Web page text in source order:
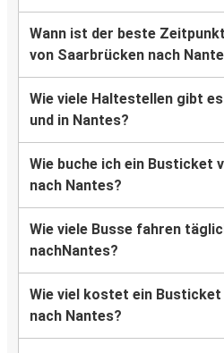
Wann ist der beste
von Saarbrücken nach
Wie viele Haltestellen gibt
und in Nantes?
Wie buche ich ein Busticket
nach Nantes?
Wie viele Busse fahren
nachNantes?
Wie viel kostet ein
nach Nantes?